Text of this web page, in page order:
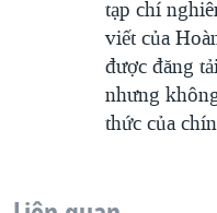
tạp chí
viết của
được đăng
nhưng
thức của